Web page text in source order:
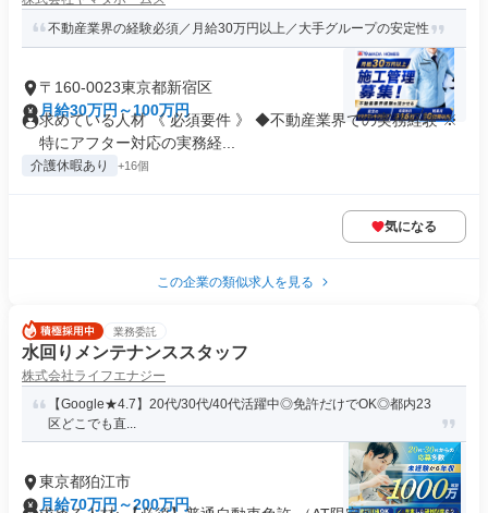
不動産業界の経験必須／月給30万円以上／大手グループの安定性
〒160-0023東京都新宿区
月給30万円～100万円
求めている人材 《 必須要件 》 ◆不動産業界での実務経験 ※
特にアフター対応の実務経...
介護休暇あり +16個
気になる
この企業の類似求人を見る
業務委託
水回りメンテナンススタッフ
株式会社ライフエナジー
【Google★4.7】20代/30代/40代活躍中◎免許だけでOK◎都内23
区どこでも直...
東京都狛江市
月給70万円～200万円